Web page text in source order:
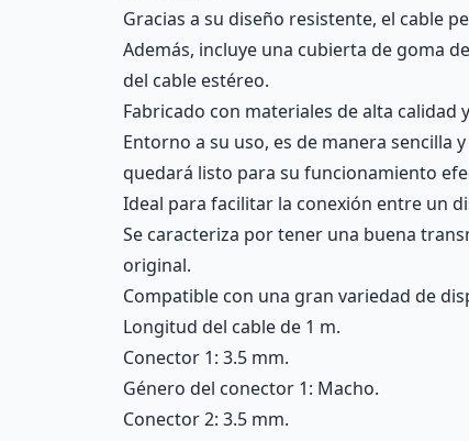
Gracias a su diseño resistente, el cable
Además, incluye una cubierta de goma
del cable estéreo.
Fabricado con materiales de alta
Entorno a su uso, es de manera sencilla
quedará listo para su funcionamiento
Ideal para facilitar la conexión entre un
Se caracteriza por tener una buena
original.
Compatible con una gran variedad de
Longitud del cable de 1 m.
Conector 1: 3.5 mm.
Género del conector 1: Macho.
Conector 2: 3.5 mm.